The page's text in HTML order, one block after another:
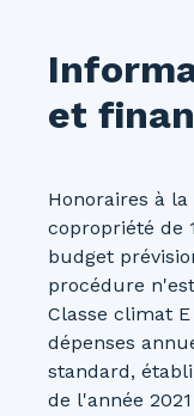
et
Honoraires à
copropriété de
budget
procédure
Classe climat
dépenses
standard,
de l'année